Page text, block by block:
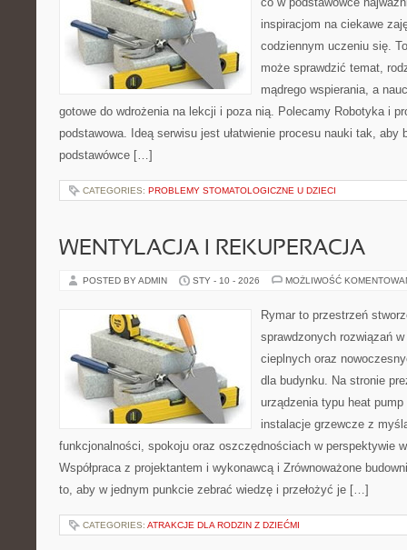
inspiracjom na ciekawe
codziennym uczeniu się.
może sprawdzić temat,
mądrego wspierania, a
gotowe do wdrożenia na lekcji i poza nią. Polecamy Robotyka i
podstawowa. Ideą serwisu jest ułatwienie procesu nauki tak, aby
podstawówce […]
CATEGORIES: PROBLEMY STOMATOLOGICZNE U DZIECI
WENTYLACJA I REKUPERACJA
POSTED BY ADMIN STY - 10 - 2026 MOŻLIWOŚĆ
Rymar to przestrzeń
sprawdzonych rozwiązań
cieplnych oraz
dla budynku. Na stronie
urządzenia typu heat
instalacje grzewcze z
funkcjonalności, spokoju oraz oszczędnościach w perspektywie
Współpraca z projektantem i wykonawcą i Zrównoważone
to, aby w jednym punkcie zebrać wiedzę i przełożyć je […]
CATEGORIES: ATRAKCJE DLA RODZIN Z DZIEĆMI